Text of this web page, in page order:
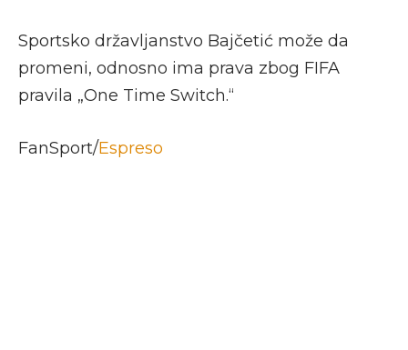
Sportsko državljanstvo Bajčetić može da
promeni, odnosno ima prava zbog FIFA
pravila „One Time Switch.“
FanSport/Espreso